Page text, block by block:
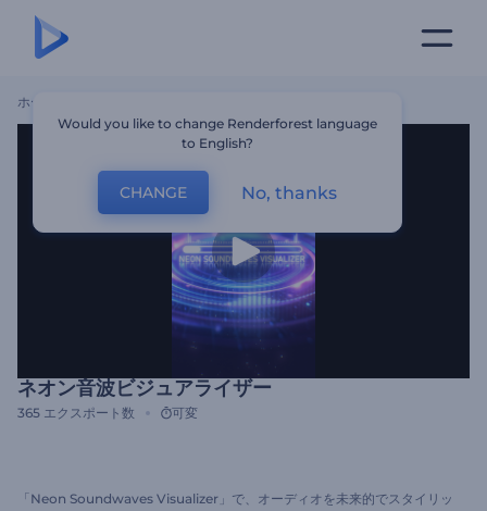
ホーム
ネオン音波ビジュアライザー
365 エクスポート数 可変
「Neon Soundwaves Visualizer」で、オーディオを未来的でスタイリッ
Would you like to change Renderforest language
to English?
CHANGE No, thanks